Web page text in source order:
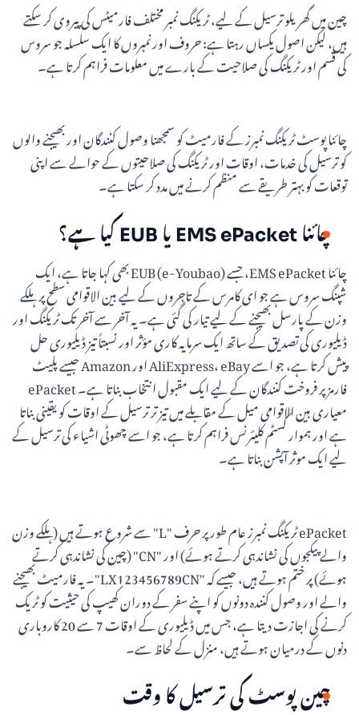
چین میں گھریلو ترسیل کے لیے، ٹریکنگ نمبر مختلف فارمیٹس کی پیروی کر سکتے
ہیں، لیکن اصول یکساں رہتا ہے: حروف اور نمبروں کا ایک سلسلہ جو سروس
کی قسم اور ٹریکنگ کی صلاحیت کے بارے میں معلومات فراہم کرتا ہے۔
چائنا پوسٹ ٹریکنگ نمبرز کے فارمیٹ کو سمجھنا وصول کنندگان اور بھیجنے والوں
کو ترسیل کی خدمات، اوقات اور ٹریکنگ کی صلاحیتوں کے حوالے سے اپنی
توقعات کو بہتر طریقے سے منظم کرنے میں مدد کر سکتا ہے۔
چائنا EMS ePacket یا EUB کیا ہے؟
چائنا EMS ePacket، جسے EUB (e-Youbao) بھی کہا جاتا ہے، ایک
شپنگ سروس ہے جو ای کامرس کے تاجروں کے لیے بین الاقوامی سطح پر ہلکے
وزن کے پارسل بھیجنے کے لیے تیار کی گئی ہے۔ یہ آخر سے آخر تک ٹریکنگ اور
ڈیلیوری کی تصدیق کے ساتھ ایک سرمایہ کاری مؤثر اور نسبتاً تیز ڈیلیوری حل
پیش کرتا ہے، جو اسے AliExpress، eBay اور Amazon جیسے پلیٹ
فارمز پر فروخت کنندگان کے لیے ایک مقبول انتخاب بناتا ہے۔ ePacket
معیاری بین الاقوامی میل کے مقابلے میں تیز تر ترسیل کے اوقات کو یقینی بناتا
ہے اور ہموار کسٹم کلیئرنس فراہم کرتا ہے، جو اسے چھوٹی اشیاء کی ترسیل کے
لیے ایک موثر آپشن بناتا ہے۔
ePacket ٹریکنگ نمبرز عام طور پر حرف "L" سے شروع ہوتے ہیں (ہلکے وزن
والے پیکجوں کی نشاندہی کرتے ہوئے) اور "CN" (چین کی نشاندہی کرتے
ہوئے) پر ختم ہوتے ہیں، جیسے کہ "LX123456789CN"۔ یہ فارمیٹ بھیجنے
والے اور وصول کنندہ دونوں کو اپنے سفر کے دوران کھیپ کی حیثیت کو ٹریک
کرنے کی اجازت دیتا ہے، جس میں ڈیلیوری کے اوقات 7 سے 20 کاروباری
دنوں کے درمیان ہوتے ہیں، منزل کے لحاظ سے۔
چین پوسٹ کی ترسیل کا وقت